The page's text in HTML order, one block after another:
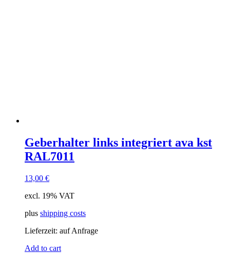
Geberhalter links integriert ava kst
RAL7011
13,00 €
excl. 19% VAT
plus shipping costs
Lieferzeit: auf Anfrage
Add to cart